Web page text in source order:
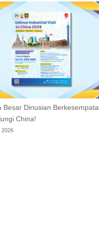
Besar Dinusian
China!
2026